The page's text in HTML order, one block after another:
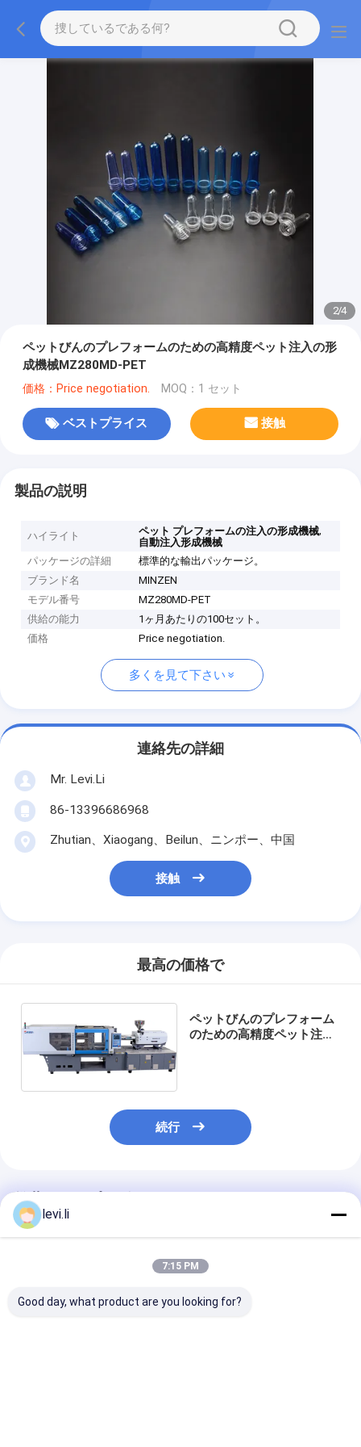
2/4
ペットびんのプレフォームのための高精度ペット注入の形
成機械MZ280MD-PET
価格：Price negotiation. MOQ：1 セット
ベストプライス 接触
製品の説明
ハイライト ペット プレフォームの注入の形成機械,
自動注入形成機械
パッケージの詳細
標準的な輸出パッケージ。
ブランド名
MINZEN
モデル番号
MZ280MD-PET
供給の能力
1ヶ月あたりの100セット。
価格
Price negotiation.
多くを見て下さい
連絡先の詳細
Mr. Levi.Li
86-13396686968
Zhutian、Xiaogang、Beilun、ニンポー、中国
接触
最高の価格で
ペットびんのプレフォーム
のための高精度ペット注入
続行
推薦されたプロダクト
levi.li
7:15 PM
Good day, what product are you looking for?